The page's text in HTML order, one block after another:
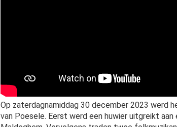
Op zaterdagnamiddag 30 december 2023 werd
van Poesele. Eerst werd een huwier uitgreikt